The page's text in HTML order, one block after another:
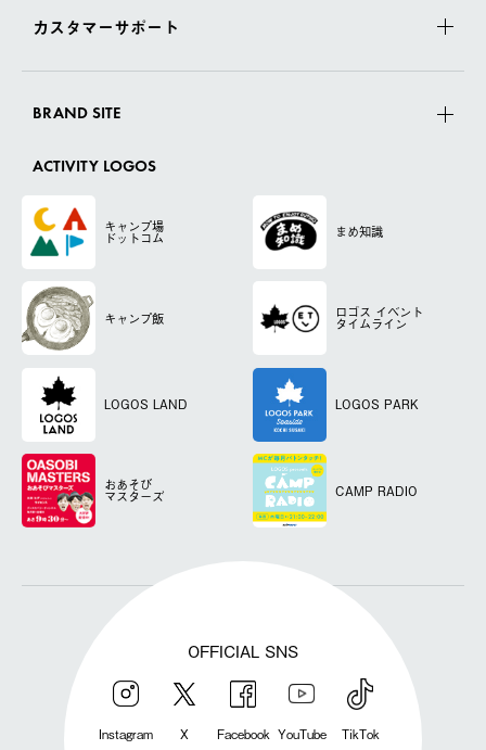
カスタマーサポート
BRAND SITE
ACTIVITY LOGOS
キャンプ場
ドットコム まめ知識
キャンプ飯 ロゴス イベント
タイムライン
LOGOS LAND LOGOS PARK
おあそび
マスターズ CAMP RADIO
OFFICIAL SNS
Instagram X Facebook YouTube TikTok